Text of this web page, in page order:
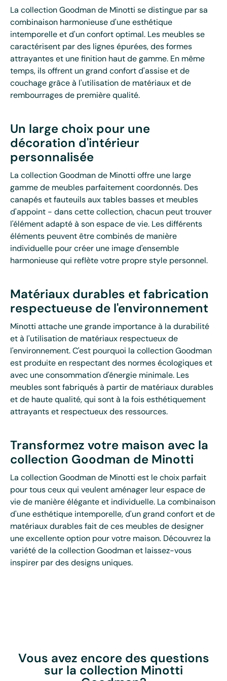
La collection Goodman de Minotti se distingue par sa
combinaison harmonieuse d'une esthétique
intemporelle et d'un confort optimal. Les meubles se
caractérisent par des lignes épurées, des formes
attrayantes et une finition haut de gamme. En même
temps, ils offrent un grand confort d'assise et de
couchage grâce à l'utilisation de matériaux et de
rembourrages de première qualité.
Un large choix pour une
décoration d'intérieur
personnalisée
La collection Goodman de Minotti offre une large
gamme de meubles parfaitement coordonnés. Des
canapés et fauteuils aux tables basses et meubles
d'appoint - dans cette collection, chacun peut trouver
l'élément adapté à son espace de vie. Les différents
éléments peuvent être combinés de manière
individuelle pour créer une image d'ensemble
harmonieuse qui reflète votre propre style personnel.
Matériaux durables et fabrication
respectueuse de l'environnement
Minotti attache une grande importance à la durabilité
et à l'utilisation de matériaux respectueux de
l'environnement. C'est pourquoi la collection Goodman
est produite en respectant des normes écologiques et
avec une consommation d'énergie minimale. Les
meubles sont fabriqués à partir de matériaux durables
et de haute qualité, qui sont à la fois esthétiquement
attrayants et respectueux des ressources.
Transformez votre maison avec la
collection Goodman de Minotti
La collection Goodman de Minotti est le choix parfait
pour tous ceux qui veulent aménager leur espace de
vie de manière élégante et individuelle. La combinaison
d'une esthétique intemporelle, d'un grand confort et de
matériaux durables fait de ces meubles de designer
une excellente option pour votre maison. Découvrez la
variété de la collection Goodman et laissez-vous
inspirer par des designs uniques.
Vous avez encore des questions
sur la collection Minotti